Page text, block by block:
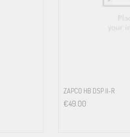
ZAPCO HB DSP II-R
€49.00